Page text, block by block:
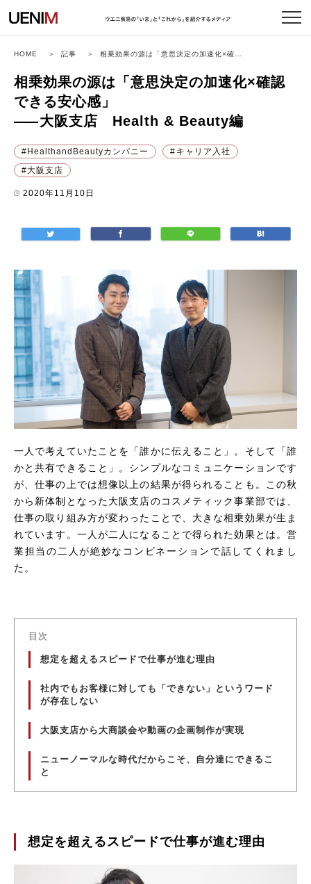
HOME 記事
相乗効果の源は「意思決定の加速化×確認
相乗効果の源は「意思決定の加速化×確認
できる安心感」
―― 大阪支店 Health & Beauty編
HealthandBeautyカンパニー
キャリア入社
大阪支店
2020年11月10日
一人で考えていたことを「誰かに伝えること」。そして「誰
かと共有できること」。シンプルなコミュニケーションです
が、仕事の上では想像以上の結果が得られることも。この秋
から新体制となった大阪支店のコスメティック事業部では、
仕事の取り組み方が変わったことで、大きな相乗効果が生ま
れています。一人が二人になることで得られた効果とは。営
業担当の二人が絶妙なコンビネーションで話してくれまし
た。
目次
想定を超えるスピードで仕事が進む理由
社内でもお客様に対しても「できない」というワード
が存在しない
大阪支店から大商談会や動画の企画制作が実現
ニューノーマルな時代だからこそ、自分達にできるこ
と
想定を超えるスピードで仕事が進む理由